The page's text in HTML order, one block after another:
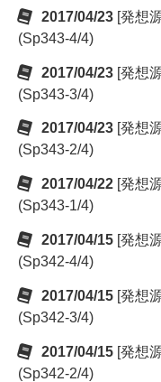
2017/04/23 [発想
(Sp343-4/4)
2017/04/23 [発想
(Sp343-3/4)
2017/04/23 [発想
(Sp343-2/4)
2017/04/22 [発想
(Sp343-1/4)
2017/04/15 [発想
(Sp342-4/4)
2017/04/15 [発想
(Sp342-3/4)
2017/04/15 [発想
(Sp342-2/4)